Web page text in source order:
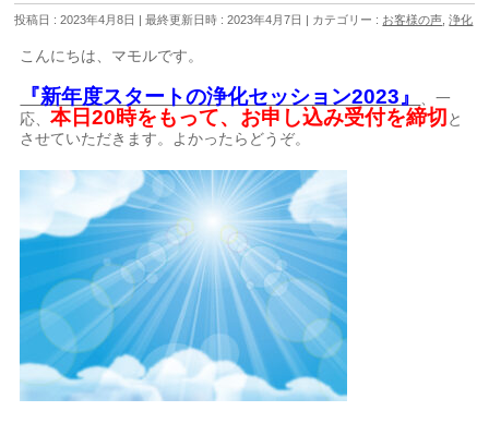
投稿日 : 2023年4月8日 最終更新日時 : 2023年4月7日 カテゴリー : お客様の声 ,浄化
こんにちは、マモルです。
『新年度スタートの浄化セッション2023』
、一
応、本日20時をもって、お申し込み受付を締切 と
させていただきます。よかったらどうぞ。